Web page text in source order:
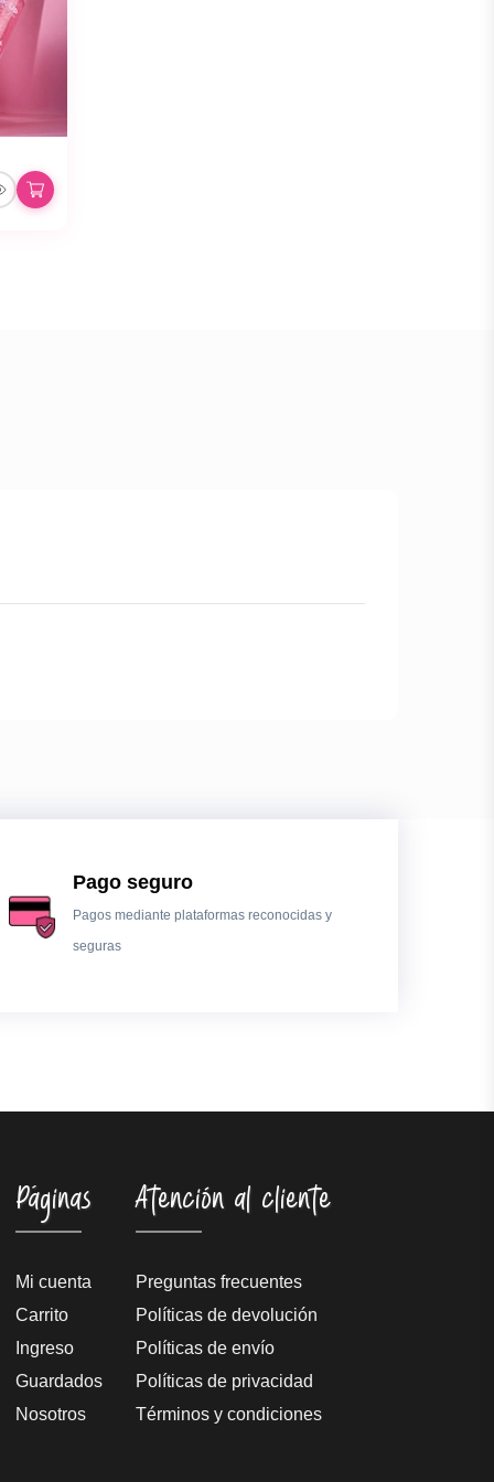
Pago seguro
Pagos mediante plataformas reconocidas y
seguras
Páginas
Mi cuenta
Carrito
Ingreso
Guardados
Nosotros
Atención al cliente
Preguntas frecuentes
Políticas de devolución
Políticas de envío
Políticas de privacidad
Términos y condiciones